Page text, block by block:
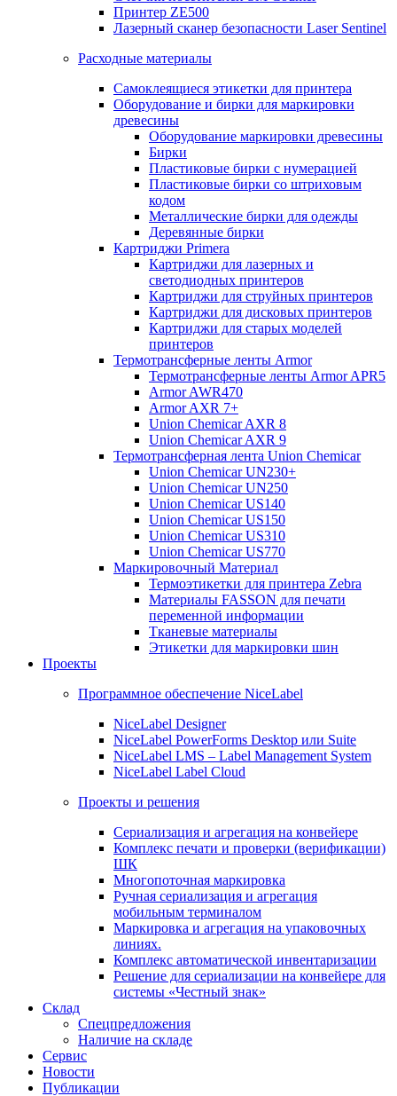
Принтер ZE500
Лазерный сканер безопасности Laser Sentinel
Расходные материалы
Самоклеящиеся этикетки для принтера
Оборудование и бирки для маркировки
древесины
Оборудование маркировки древесины
Бирки
Пластиковые бирки с нумерацией
Пластиковые бирки со штриховым
кодом
Металлические бирки для одежды
Деревянные бирки
Картриджи Primera
Картриджи для лазерных и
светодиодных принтеров
Картриджи для струйных принтеров
Картриджи для дисковых принтеров
Картриджи для старых моделей
принтеров
Термотрансферные ленты Armor
Термотрансферные ленты Armor APR5
Armor AWR470
Armor AXR 7+
Union Chemicar AXR 8
Union Chemicar AXR 9
Термотрансферная лента Union Chemicar
Union Chemicar UN230+
Union Chemicar UN250
Union Chemicar US140
Union Chemicar US150
Union Chemicar US310
Union Chemicar US770
Маркировочный Материал
Термоэтикетки для принтера Zebra
Материалы FASSON для печати
переменной информации
Тканевые материалы
Этикетки для маркировки шин
Проекты
Программное обеспечение NiceLabel
NiceLabel Designer
NiceLabel PowerForms Desktop или Suite
NiceLabel LMS – Label Management System
NiceLabel Label Cloud
Проекты и решения
Сериализация и агрегация на конвейере
Комплекс печати и проверки (верификации)
ШК
Многопоточная маркировка
Ручная сериализация и агрегация
мобильным терминалом
Маркировка и агрегация на упаковочных
линиях.
Комплекс автоматической инвентаризации
Решение для сериализации на конвейере для
системы «Честный знак»
Склад
Спецпредложения
Наличие на складе
Сервис
Новости
Публикации